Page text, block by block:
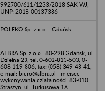
992700/611/1233/2018-SAK-WJ,
UNP: 2018-00137386
POLEKO Sp. z o.o. - Gdańsk
ALBRA Sp. z o.o., 80-298 Gdańsk, ul.
Dzielna 23, tel: 0-602-813-503, 0-
608-119-806, fax: (058) 349-43-41,
e-mail: biuro@albra.pl - miejsce
wykonywania działalności: 83-010
Straszyn, ul. Turkusowa 1A